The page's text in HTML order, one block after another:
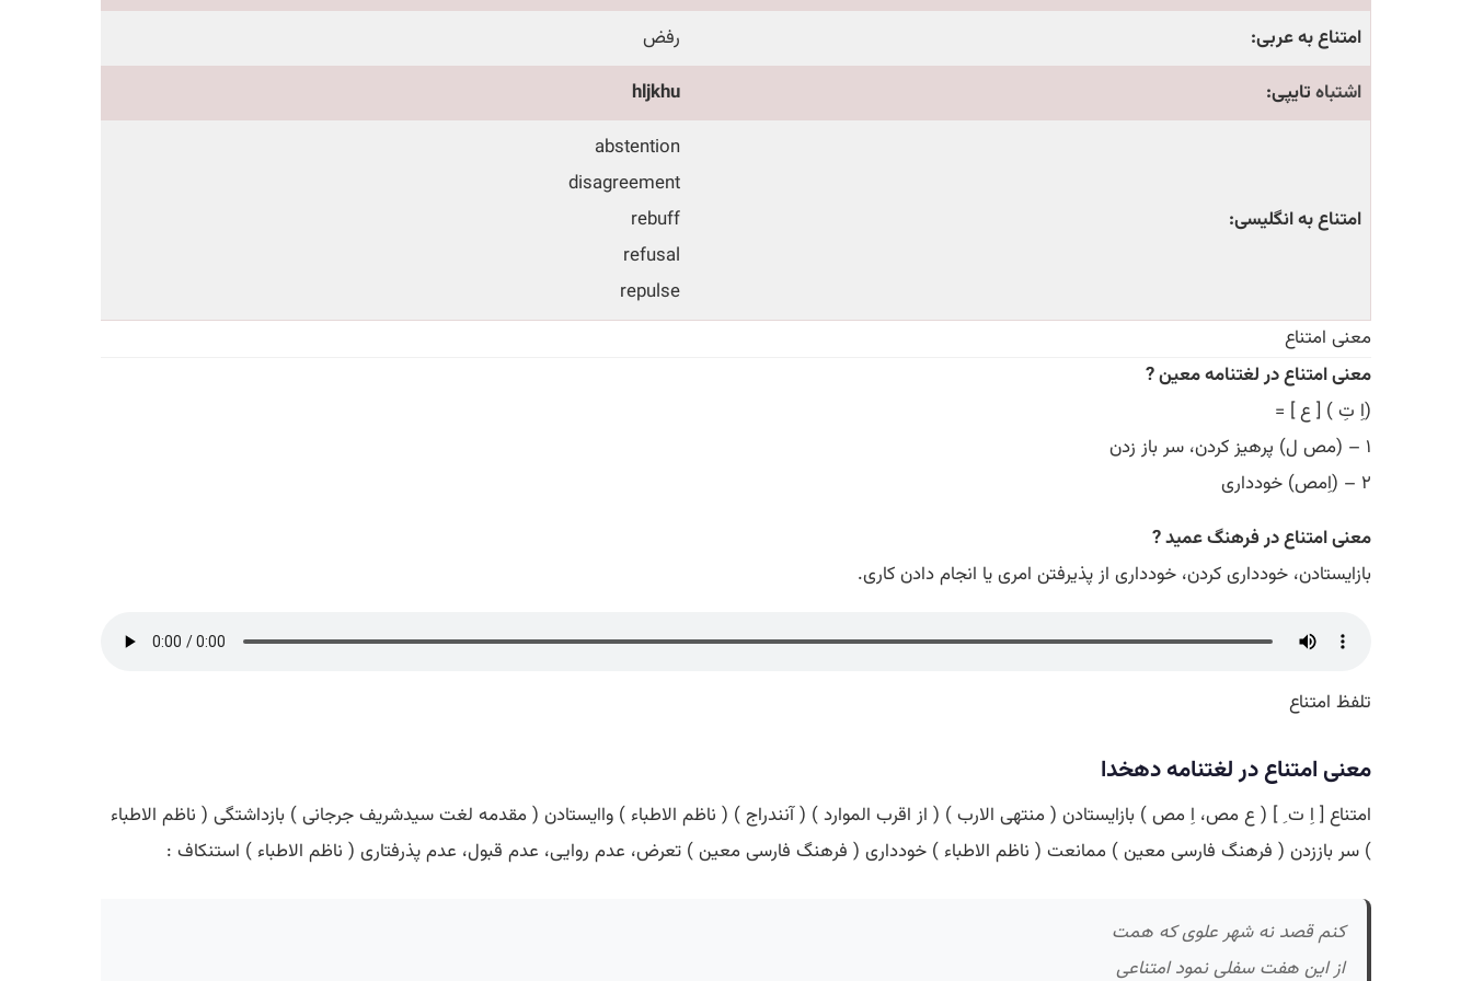
امتناع به عربی:
رفض
اشتباهتایپی: hljkhu
امتناع به انگلیسی:
abstention
disagreement
rebuff
refusal
repulse
معنی امتناع
معنی امتناع در لغتنامه معین ?
(اِ تِ ) [ ع ] =
۱ – (مص ل) پرهیز کردن، سر باز زدن
۲ – (اِمص) خودداری
معنی امتناع در فرهنگ عمید ?
بازایستادن، خودداری کردن، خودداری از پذیرفتن امری یا انجام دادن کاری.
تلفظ امتناع
معنی امتناع در لغتنامه دهخدا
امتناع [ اِ ت ِ ] ( ع مص، اِ مص ) بازایستادن ( منتهی الارب ) ( از اقرب الموارد ) ( آنندراج ) ( ناظم الاطباء ) واایستادن ( مقدمه لغت سیدشریف جرجانی ) بازداشتگی ( ناظم الاطباء
) سر باززدن ( فرهنگ فارسی معین ) ممانعت ( ناظم الاطباء ) خودداری ( فرهنگ فارسی معین ) تعرض، عدم روایی، عدم قبول، عدم پذرفتاری ( ناظم الاطباء ) استنکاف :
کنم قصد نه شهر علوی که همت
از این هفت سفلی نمود امتناعی